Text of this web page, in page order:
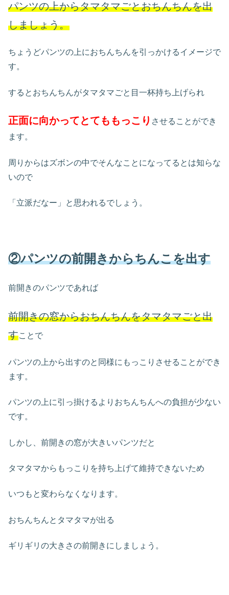
パンツの上からタマタマごとおちんちんを出
しましょう。
ちょうどパンツの上におちんちんを引っかけるイメージで
す。
するとおちんちんがタマタマごと目一杯持ち上げられ
正面に向かってとてももっこり させることができ
ます。
周りからはズボンの中でそんなことになってるとは知らな
いので
「立派だなー」と思われるでしょう。
②パンツの前開きからちんこを出す
前開きのパンツであれば
前開きの窓からおちんちんをタマタマごと出
すことで
パンツの上から出すのと同様にもっこりさせることができ
ます。
パンツの上に引っ掛けるよりおちんちんへの負担が少ない
です。
しかし、前開きの窓が大きいパンツだと
タマタマからもっこりを持ち上げて維持できないため
いつもと変わらなくなります。
おちんちんとタマタマが出る
ギリギリの大きさの前開きにしましょう。